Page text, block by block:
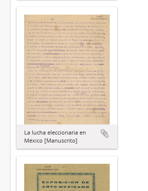
La lucha eleccionaria en
México [Manuscrito]